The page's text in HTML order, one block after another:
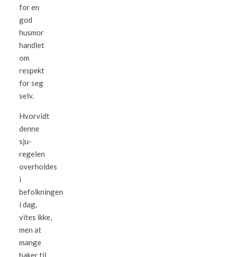
for en
god
husmor
handlet
om
respekt
for seg
selv.
Hvorvidt
denne
sju-
regelen
overholdes
i
befolkningen
i dag,
vites ikke,
men at
mange
baker til